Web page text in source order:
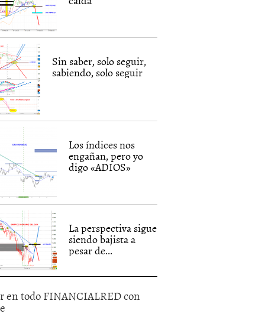
Sin saber, solo seguir,
sabiendo, solo seguir
Los índices nos
engañan, pero yo
digo «ADIOS»
La perspectiva sigue
siendo bajista a
pesar de...
en todo FINANCIALRED con